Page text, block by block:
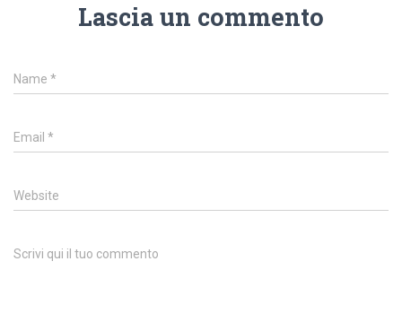
Lascia un commento
Name *
Email *
Website
Scrivi qui il tuo commento